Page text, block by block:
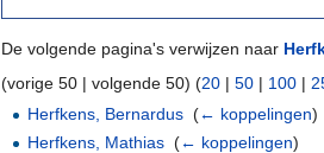
De volgende pagina's verwijzen naar
(vorige 50 | volgende 50) (20 | 50 | 100 |
Herfkens, Bernardus ‎(← koppelingen)
Herfkens, Mathias ‎(← koppelingen)